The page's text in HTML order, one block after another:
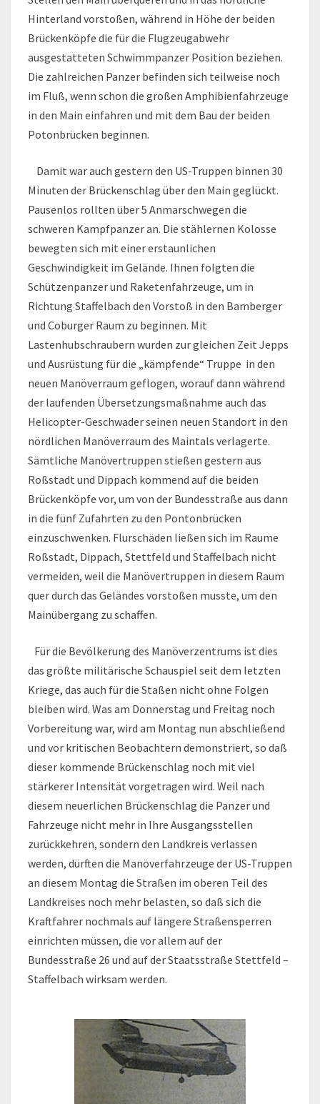
Hinterland vorstoßen, während in Höhe der beiden
Brückenköpfe die für die Flugzeugabwehr
ausgestatteten Schwimmpanzer Position beziehen.
Die zahlreichen Panzer befinden sich teilweise noch
im Fluß, wenn schon die großen Amphibienfahrzeuge
in den Main einfahren und mit dem Bau der beiden
Potonbrücken beginnen.
Damit war auch gestern den US-Truppen binnen 30
Minuten der Brückenschlag über den Main geglückt.
Pausenlos rollten über 5 Anmarschwegen die
schweren Kampfpanzer an. Die stählernen Kolosse
bewegten sich mit einer erstaunlichen
Geschwindigkeit im Gelände. Ihnen folgten die
Schützenpanzer und Raketenfahrzeuge, um in
Richtung Staffelbach den Vorstoß in den Bamberger
und Coburger Raum zu beginnen. Mit
Lastenhubschraubern wurden zur gleichen Zeit Jepps
und Ausrüstung für die „kämpfende“ Truppe in den
neuen Manöverraum geflogen, worauf dann während
der laufenden Übersetzungsmaßnahme auch das
Helicopter-Geschwader seinen neuen Standort in den
nördlichen Manöverraum des Maintals verlagerte.
Sämtliche Manövertruppen stießen gestern aus
Roßstadt und Dippach kommend auf die beiden
Brückenköpfe vor, um von der Bundesstraße aus dann
in die fünf Zufahrten zu den Pontonbrücken
einzuschwenken. Flurschäden ließen sich im Raume
Roßstadt, Dippach, Stettfeld und Staffelbach nicht
vermeiden, weil die Manövertruppen in diesem Raum
quer durch das Geländes vorstoßen musste, um den
Mainübergang zu schaffen.
Für die Bevölkerung des Manöverzentrums ist dies
das größte militärische Schauspiel seit dem letzten
Kriege, das auch für die Staßen nicht ohne Folgen
bleiben wird. Was am Donnerstag und Freitag noch
Vorbereitung war, wird am Montag nun abschließend
und vor kritischen Beobachtern demonstriert, so daß
dieser kommende Brückenschlag noch mit viel
stärkerer Intensität vorgetragen wird. Weil nach
diesem neuerlichen Brückenschlag die Panzer und
Fahrzeuge nicht mehr in Ihre Ausgangsstellen
zurückkehren, sondern den Landkreis verlassen
werden, dürften die Manöverfahrzeuge der US-Truppen
an diesem Montag die Straßen im oberen Teil des
Landkreises noch mehr belasten, so daß sich die
Kraftfahrer nochmals auf längere Straßensperren
einrichten müssen, die vor allem auf der
Bundesstraße 26 und auf der Staatsstraße Stettfeld –
Staffelbach wirksam werden.